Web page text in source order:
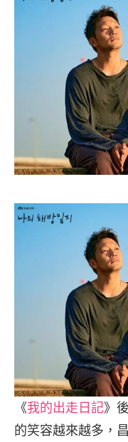
《我的出走日記》
的笑容越來越多，